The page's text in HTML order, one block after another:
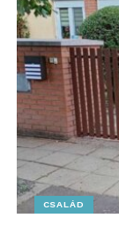
CSALÁD